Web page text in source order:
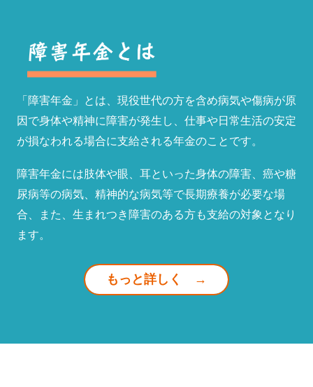
「障害年金」とは、現役世代の方を含め病気や傷病が原
因で身体や精神に障害が発生し、仕事や日常生活の安定
が損なわれる場合に支給される年金のことです。
障害年金には肢体や眼、耳といった身体の障害、癌や糖
尿病等の病気、精神的な病気等で長期療養が必要な場
合、また、生まれつき障害のある方も支給の対象となり
ます。
もっと詳しく →